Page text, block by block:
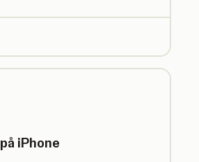
iPhone